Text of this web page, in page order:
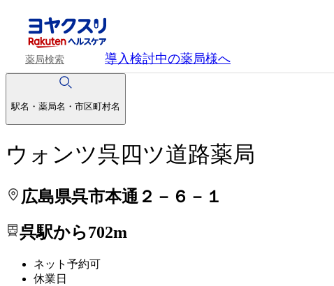
薬局検索 導入検討中の薬局様へ
駅名・薬局名・市区町村名
ウォンツ呉四ツ道路薬局
広島県呉市本通２－６－１
呉駅から702m
ネット予約可
休業日
処方せんを送って待ち時間を短く！
処方せんを送って待ち時間を短く！